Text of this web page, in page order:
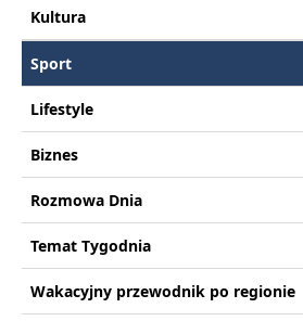
Kultura
Sport
Lifestyle
Biznes
Rozmowa Dnia
Temat Tygodnia
Wakacyjny przewodnik po regionie